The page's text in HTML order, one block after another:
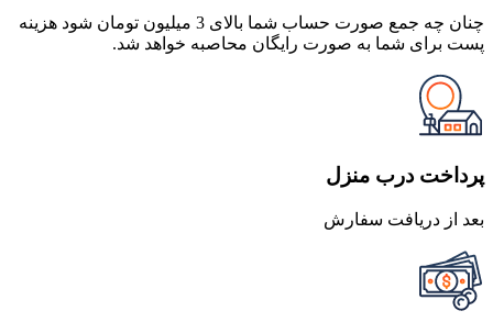
چنان چه جمع صورت حساب شما بالای 3 میلیون تومان شود هزینه
پست برای شما به صورت رایگان محاصبه خواهد شد.
پرداخت درب منزل
بعد از دریافت سفارش